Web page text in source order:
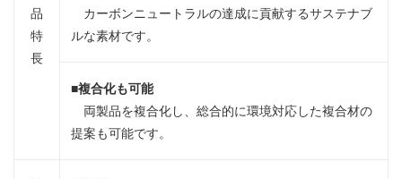
品
特
長
カーボンニュートラルの達成に貢献するサステナブ
ルな素材です。
■複合化も可能
両製品を複合化し、総合的に環境対応した複合材の
提案も可能です。